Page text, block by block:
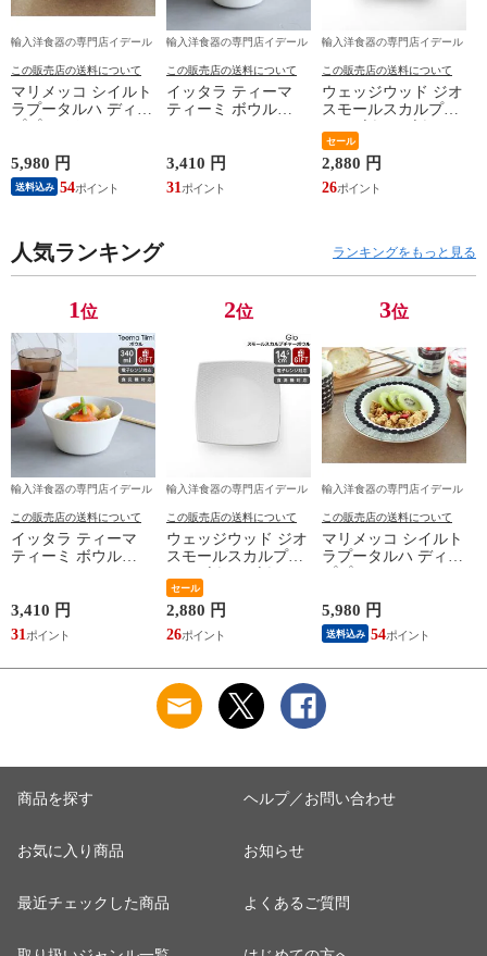
輸入洋食器の専門店イデール
この販売店の送料について
マリメッコ シイルト
ラプータルハ ディー
marimekko
SIIRTOLAPUUTARHA
パスタプレート 結婚
リメッコ】【食器 カ
トラリー】【ギフ
5,980 円
送料込み 54
輸入洋食器の専門店イデール
この販売店の送料について
イッタラ ティーマ
ティーミ ボウル
ジ対応 ギフト 結婚
祝い プレゼント 贈
り物 【iittala イッタ
3,410 円
31
輸入洋食器の専門店イデール
この販売店の送料について
ウェッジウッド ジオ
スモールスカルプチ
ギフト 結婚祝い プ
レゼント 贈り物
【食器 カトラリー】
【ギフト】
セール
2,880 円
26
人気ランキング ランキングをもっと見る
1位
輸入洋食器の専門店イデール
この販売店の送料について
イッタラ ティーマ
ティーミ ボウル
ジ対応 ギフト 結婚
祝い プレゼント 贈
り物 【iittala イッタ
3,410 円
31
2位
輸入洋食器の専門店イデール
この販売店の送料について
ウェッジウッド ジオ
スモールスカルプチ
ギフト 結婚祝い プ
レゼント 贈り物
【食器 カトラリー】
【ギフト】
セール
2,880 円
26
3位
輸入洋食器の専門店イデール
この販売店の送料について
マリメッコ シイルト
ラプータルハ ディー
marimekko
SIIRTOLAPUUTARHA
パスタプレート 結婚
リメッコ】【食器 カ
トラリー】【ギフ
5,980 円
送料込み 54
商品を探す
お気に入り商品
最近チェックした商品
ヘルプ／お問い合わせ
お知らせ
よくあるご質問